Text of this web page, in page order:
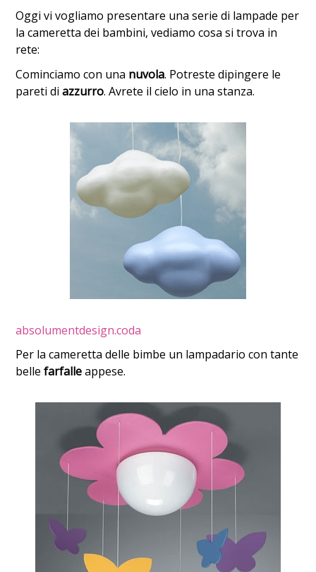
Oggi vi vogliamo presentare una serie di lampade per
la cameretta dei bambini, vediamo cosa si trova in
rete:
Cominciamo con una nuvola. Potreste dipingere le
pareti diazzurro. Avrete il cielo in una stanza.
absolumentdesign.coda
Per la cameretta delle bimbe un lampadario con tante
bellefarfalleappese.